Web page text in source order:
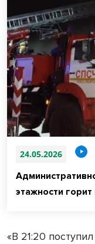
24.05.2026
этажности
«В 21:20